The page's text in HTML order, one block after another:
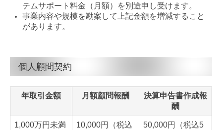
テムサポート料金（月額）を別途申し受けます。
事業内容や規模を勘案して上記金額を増減すること
があります。
個人顧問契約
年取引金額 月額顧問報酬
決算申告書作成報
酬
1,000万円未満
10,000円（税込
50,000円（税込5